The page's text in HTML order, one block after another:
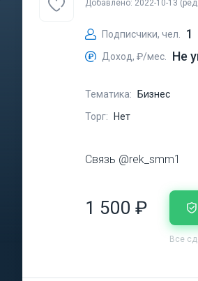
Добавлено: 2022-10-13
Подписчики, чел. 1
Доход, ₽/мес. Не
Тематика:
Бизнес
Торг:
Нет
Связь @rek_smm1
1 500 ₽
Все